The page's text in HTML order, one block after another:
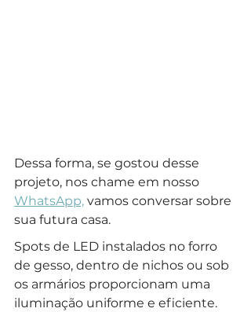
Dessa forma, se gostou desse
projeto, nos chame em nosso
WhatsApp, vamos conversar sobre
sua futura casa.
Spots de LED instalados no forro
de gesso, dentro de nichos ou sob
os armários proporcionam uma
iluminação uniforme e eficiente.